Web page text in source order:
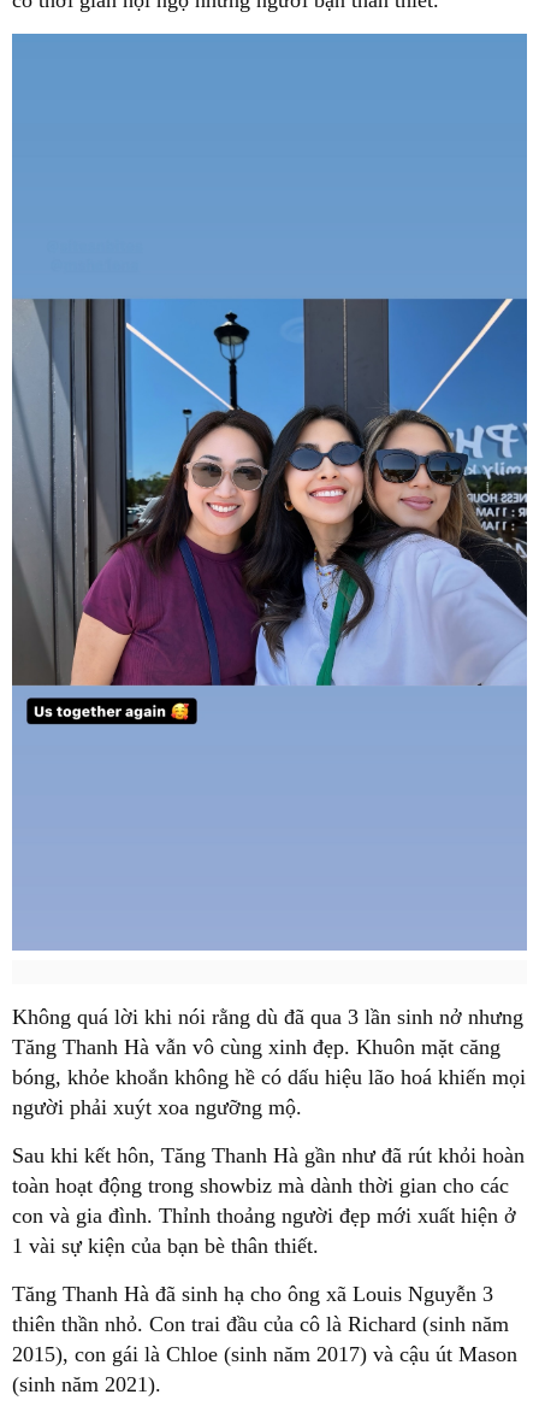
Không quá lời khi nói rằng dù đã qua 3 lần sinh nở nhưng
Tăng Thanh Hà vẫn vô cùng xinh đẹp. Khuôn mặt căng
bóng, khỏe khoắn không hề có dấu hiệu lão hoá khiến mọi
người phải xuýt xoa ngưỡng mộ.
Sau khi kết hôn, Tăng Thanh Hà gần như đã rút khỏi hoàn
toàn hoạt động trong showbiz mà dành thời gian cho các
con và gia đình. Thỉnh thoảng người đẹp mới xuất hiện ở
1 vài sự kiện của bạn bè thân thiết.
Tăng Thanh Hà đã sinh hạ cho ông xã Louis Nguyễn 3
thiên thần nhỏ. Con trai đầu của cô là Richard (sinh năm
2015), con gái là Chloe (sinh năm 2017) và cậu út Mason
(sinh năm 2021).